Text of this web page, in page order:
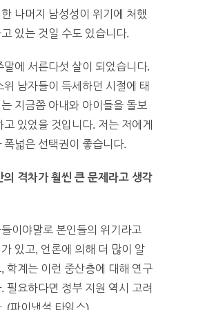
나머지 남성성이 위기에 처했
있는 것일 수도 있습니다.
말에 서른다섯 살이 되었습니다.
위 남자들이 득세하던 시절에 태
지금쯤 아내와 아이들을 돌보
고 있었을 것입니다. 저는 저에게
폭넓은 선택권이 좋습니다.
의 격차가 훨씬 큰 문제라고 생각
이야말로 본인들의 위기라고
있고, 언론에 의해 더 많이 알
학계는 이런 중산층에 대해 연구
필요하다면 정부 지원 역시 고려
(파이낸셜 타임스)